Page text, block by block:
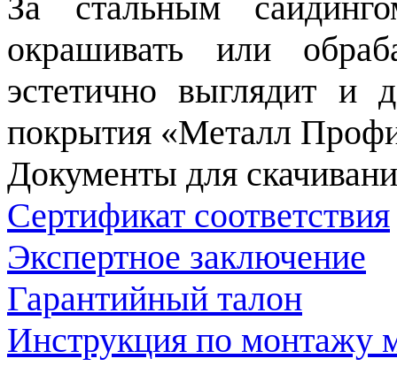
окрашивать или
эстетично выглядит и
покрытия «Металл
Документы для
Сертификат соответствия
Экспертное заключение
Гарантийный талон
Инструкция по монтажу